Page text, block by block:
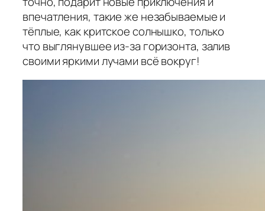
впечатления, такие же незабываемые и
тёплые, как критское солнышко, только
что выглянувшее из-за горизонта, залив
своими яркими лучами всё вокруг!